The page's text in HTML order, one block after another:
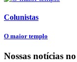
Colunistas
O maior templo
Nossas notícias